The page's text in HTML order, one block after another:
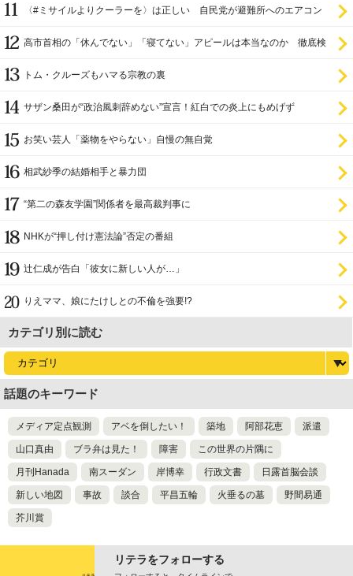
〈#ミサイルよりクーラーを〉は正しい 自民党が避難所へのエアコン
高市首相の「休んでない」「寝てない」アピールは本当なのか 徹底検
トム・クルーズもハマる宗教の裏
サザン桑田が“政治風刺辞めない”宣言！紅白での炎上にもめげず
お笑い芸人「薬物をやらない」自慢の無自覚
相武紗季の結婚相手と暴力団
“第二の森友学園”関係者を最高裁判事に
NHKが“押し付け憲法論”否定の番組
辻仁成が告白「彼女に新しい人が…」
りえママ、娘にたけしとの不倫を強要!?
カテゴリ別に読む
話題のキーワード
メディア定点観測 アベを倒したい！ 築地 阿部花恵 派遣
山口真由 ブラ弁は見た！ 障害 この世界の片隅に
月刊Hanada 南スーダン 岸博幸 行政文書 日露首脳会談
新しい地図 事故 談合 平昌五輪 火垂るの墓 野間易通
芥川賞
リテラをフォローする